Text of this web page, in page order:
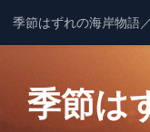
コンテンツへスキップ
季節はずれの海岸物語
季節は